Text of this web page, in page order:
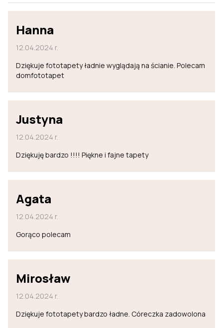
Hanna
12.04.2024 r.
Dziękuje fototapety ładnie wyglądają na ścianie. Polecam
domfototapet
Justyna
12.04.2024 r.
Dziękuję bardzo !!!! Piękne i fajne tapety
Agata
12.04.2024 r.
Gorąco polecam
Mirosław
12.04.2024 r.
Dziękuje fototapety bardzo ładne. Córeczka zadowolona